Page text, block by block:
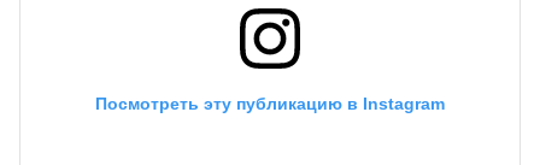
Посмотреть эту публикацию в Instagram